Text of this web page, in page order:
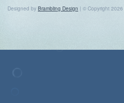
Designed by Brambling Design | © Copyright 2026